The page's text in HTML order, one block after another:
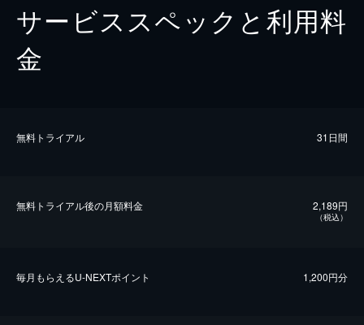
サービススペックと利用料
金
無料トライアル 31日間
無料トライアル後の⽉額料金 2,189円
（税込）
毎⽉もらえるU-NEXTポイント 1,200円分